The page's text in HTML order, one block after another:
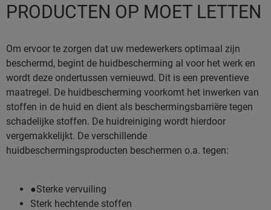
PRODUCTEN OP MOET LETTEN
Om ervoor te zorgen dat uw medewerkers optimaal zijn
beschermd, begint de huidbescherming al voor het werk en
wordt deze ondertussen vernieuwd. Dit is een preventieve
maatregel. De huidbescherming voorkomt het inwerken van
stoffen in de huid en dient als beschermingsbarriëre tegen
schadelijke stoffen. De huidreiniging wordt hierdoor
vergemakkelijkt. De verschillende
huidbeschermingsproducten beschermen o.a. tegen:
●Sterke vervuiling
Sterk hechtende stoffen